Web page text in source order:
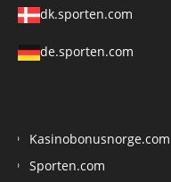
dk.sporten.com
de.sporten.com
Kasinobonusnorge.com
Sporten.com